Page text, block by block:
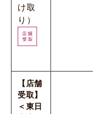
け取
り）
【店舗
受取】
＜東日